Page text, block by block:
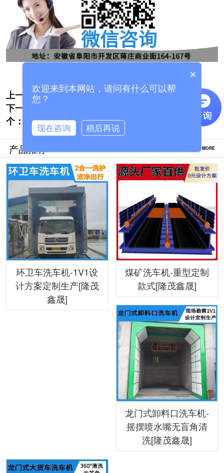
上一个: 江苏龙门往复式洗车机公司怎么选择[隆茂鑫
下一
个：
加油站智能洗车机全自动配置怎么选择[隆茂
鑫晟]
产品推荐 MORE
环卫车洗车机-1V1设
计方案定制生产[隆茂
鑫晟]
煤矿洗车机-重型定制
款式[隆茂鑫晟]
龙门式卸料口洗车机-
摇摆喷水嘴无盲角清
洗[隆茂鑫晟]
×
欢迎来到本网站，请问有什么可以帮
您？
现在咨询 稍后再说